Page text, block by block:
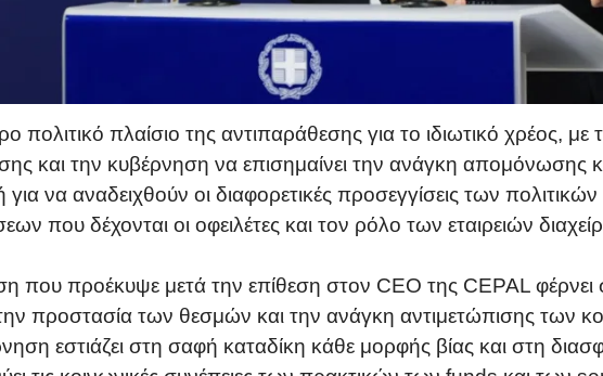
πολιτικό πλαίσιο της αντιπαράθεσης για το ιδιωτικό χρέος,
και την κυβέρνηση να επισημαίνει την ανάγκη απομόνωσης
να αναδειχθούν οι διαφορετικές προσεγγίσεις των
που δέχονται οι οφειλέτες και τον ρόλο των εταιρειών
που προέκυψε μετά την επίθεση στον CEO της CEPAL
προστασία των θεσμών και την ανάγκη αντιμετώπισης των
εστιάζει στη σαφή καταδίκη κάθε μορφής βίας και στη